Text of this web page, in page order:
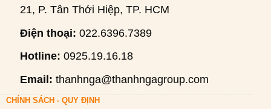
21, P. Tân Thới Hiệp, TP. HCM
Điện thoại: 022.6396.7389
Hotline: 0925.19.16.18
Email: thanhnga@thanhngagroup.com
CHÍNH SÁCH - QUY ĐỊNH